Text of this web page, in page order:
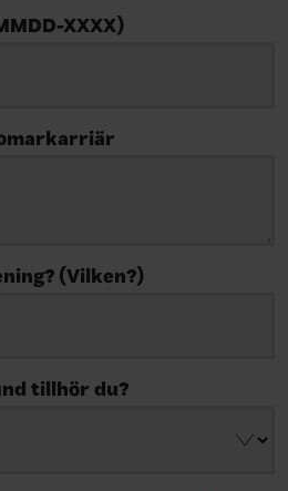
XXXX)
(Vilken?)
tillhör du?